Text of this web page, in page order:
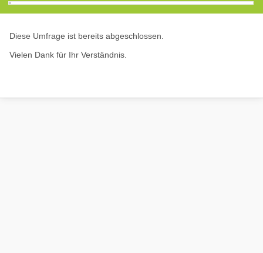
Diese Umfrage ist bereits abgeschlossen.
Vielen Dank für Ihr Verständnis.